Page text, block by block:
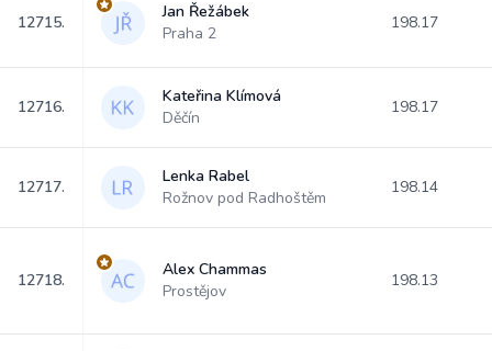
12715.
Jan Řežábek
Praha 2
198.17
12716.
Kateřina Klímová
Děčín
198.17
12717.
Lenka Rabel
Rožnov pod Radhoštěm
198.14
12718.
Alex Chammas
Prostějov
198.13